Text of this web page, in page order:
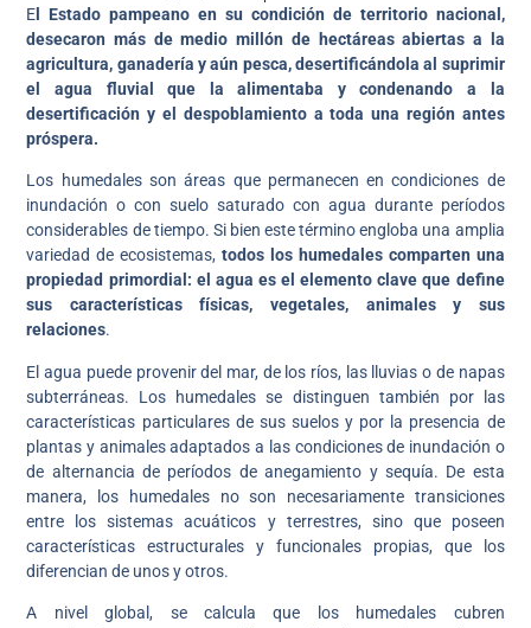
E l Estado pampeano en su condición de territorio nacional,
desecaron más de medio millón de hectáreas abiertas a la
agricultura, ganadería y aún pesca, desertificándola al suprimir
el agua fluvial que la alimentaba y condenando a la
desertificación y el despoblamiento a toda una región antes
próspera.
Los humedales son áreas que permanecen en condiciones de
inundación o con suelo saturado con agua durante períodos
considerables de tiempo. Si bien este término engloba una amplia
variedad de ecosistemas,todos los humedales comparten una
propiedad primordial: el agua es el elemento clave que define
sus características físicas, vegetales, animales y sus
relaciones.
El agua puede provenir del mar, de los ríos, las lluvias o de napas
subterráneas. Los humedales se distinguen también por las
características particulares de sus suelos y por la presencia de
plantas y animales adaptados a las condiciones de inundación o
de alternancia de períodos de anegamiento y sequía. De esta
manera, los humedales no son necesariamente transiciones
entre los sistemas acuáticos y terrestres, sino que poseen
características estructurales y funcionales propias, que los
diferencian de unos y otros.
A nivel global, se calcula que los humedales cubren